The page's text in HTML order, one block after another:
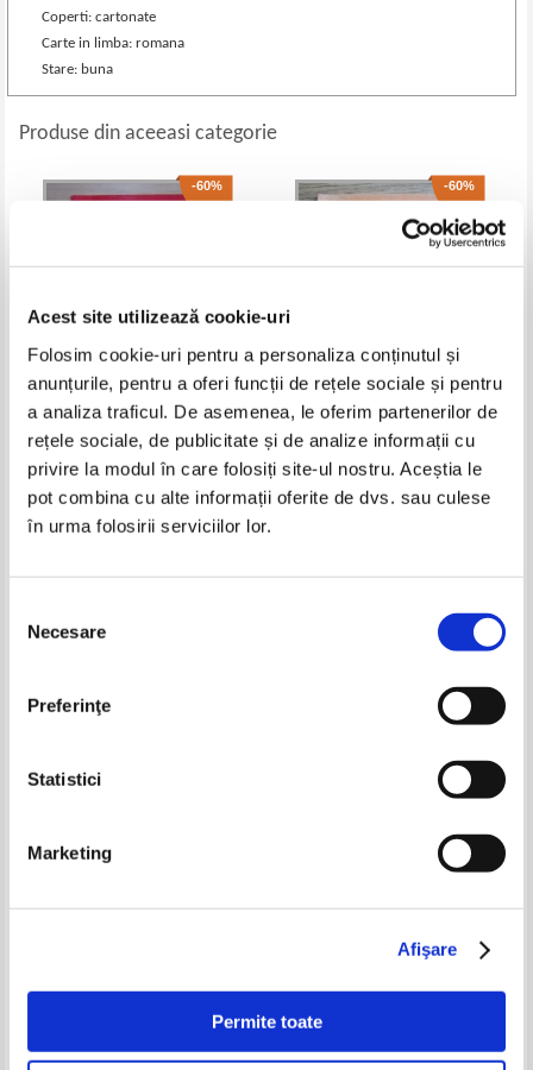
Acest site utilizează cookie-uri
Folosim cookie-uri pentru a personaliza conținutul și
anunțurile, pentru a oferi funcții de rețele sociale și pentru
a analiza traficul. De asemenea, le oferim partenerilor de
rețele sociale, de publicitate și de analize informații cu
privire la modul în care folosiți site-ul nostru. Aceștia le
pot combina cu alte informații oferite de dvs. sau culese
în urma folosirii serviciilor lor.
consimțământului
Necesare
Preferinţe
Statistici
Marketing
Afişare
Permite toate
Coperti: cartonate
Carte in limba: romana
Stare: buna
Produse din aceeasi categorie
-60%
Dalvina Luculescu - Teatru
-60%
Andrei Emanuel Popescu -
Teatru scurt. Byron si Augusta.
Danseaza alaturi cu tine
Adaugă în coș
Radu Boureanu - Cazul Bennet
Adaugă în coș